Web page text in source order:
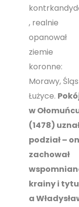
, realnie
opanował
ziemie
koronne:
Morawy,
Łużyce.
w
(1478)
podział – on
zachował
krainy i
a